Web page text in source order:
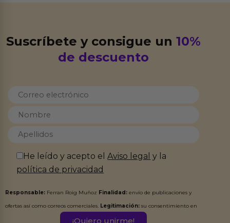
Suscríbete y consigue un10%
de descuento
He leído y acepto elAviso legal y la
política de privacidad
Responsable: Ferran Roig Muñoz Finalidad: envío de publicaciones y
ofertas así como correos comerciales. Legitimación: su consentimiento en
Destinatarios:Ferran Roig Muñoz. Podrás ejercer tus